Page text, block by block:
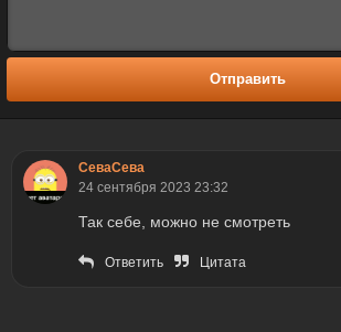
Отправить
СеваСева
24 сентября 2023 23:32
Так себе, можно не смотреть
Ответить Цитата